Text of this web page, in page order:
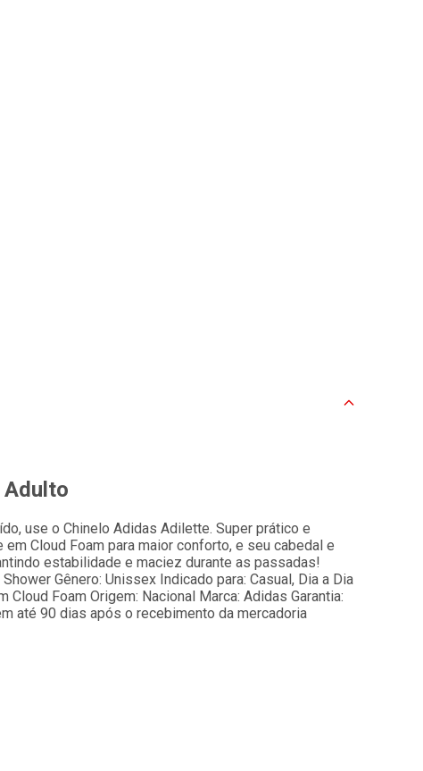
Adulto
use o Chinelo Adidas Adilette. Super prático e
Cloud Foam para maior conforto, e seu cabedal e
estabilidade e maciez durante as passadas!
Gênero: Unissex Indicado para: Casual, Dia a Dia
Cloud Foam Origem: Nacional Marca: Adidas Garantia:
até 90 dias após o recebimento da mercadoria